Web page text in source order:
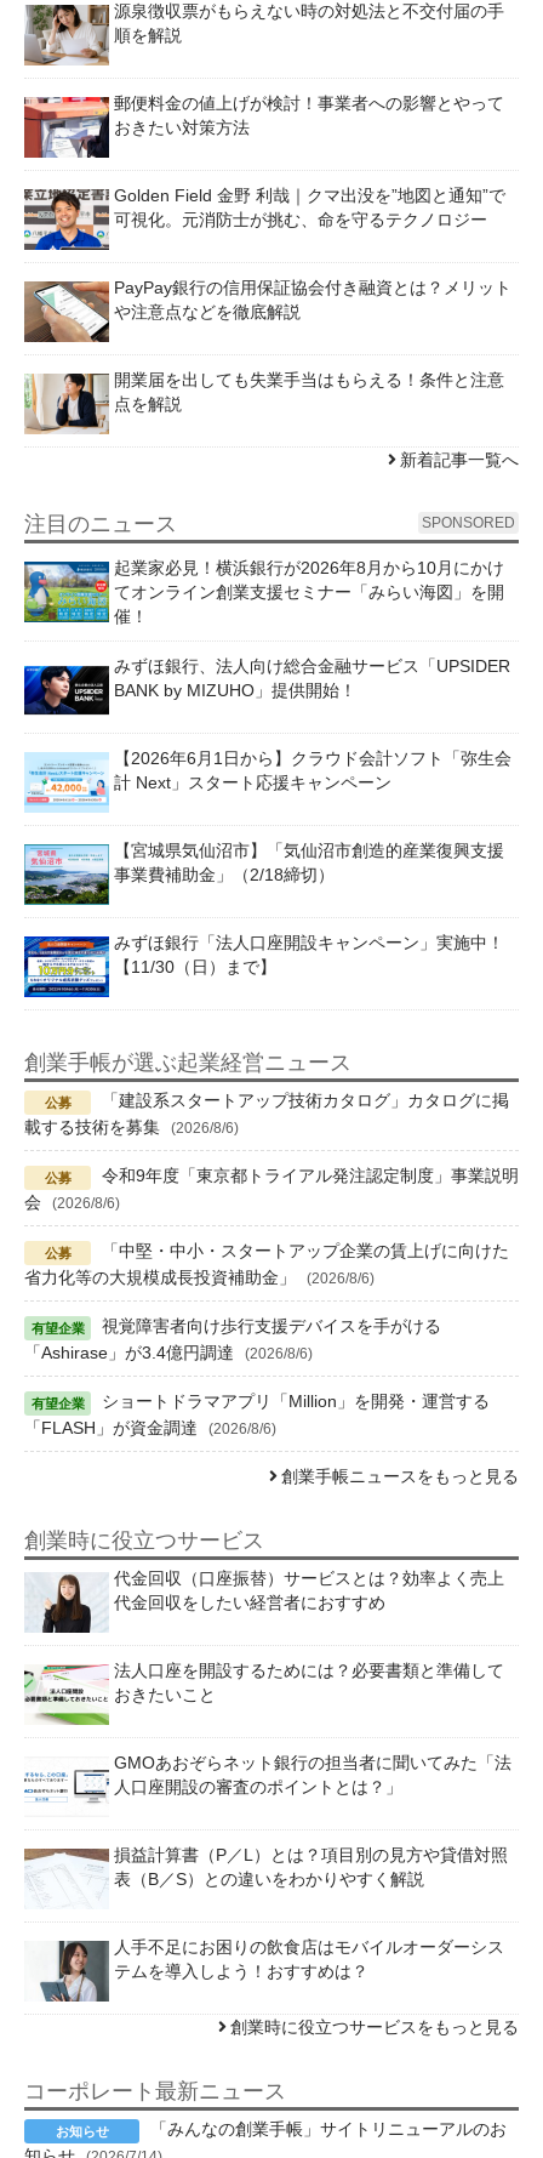
源泉徴収票がもらえない時の対処法と不交付届の手
順を解説
郵便料金の値上げが検討！事業者への影響とやって
おきたい対策方法
Golden Field 金野 利哉｜クマ出没を”地図と通知”で
可視化。元消防士が挑む、命を守るテクノロジー
PayPay銀行の信用保証協会付き融資とは？メリット
や注意点などを徹底解説
開業届を出しても失業手当はもらえる！条件と注意
点を解説
新着記事一覧へ
注目のニュース SPONSORED
起業家必見！横浜銀行が2026年8月から10月にかけ
てオンライン創業支援セミナー「みらい海図」を開
催！
みずほ銀行、法人向け総合金融サービス「UPSIDER
BANK by MIZUHO」提供開始！
【2026年6月1日から】クラウド会計ソフト「弥生会
計 Next」スタート応援キャンペーン
【宮城県気仙沼市】「気仙沼市創造的産業復興支援
事業費補助金」（2/18締切）
みずほ銀行「法人口座開設キャンペーン」実施中！
【11/30（日）まで】
創業手帳が選ぶ起業経営ニュース
「建設系スタートアップ技術カタログ」カタログに掲
載する技術を募集
(2026/8/6)
令和9年度「東京都トライアル発注認定制度」事業説明
会
(2026/8/6)
「中堅・中小・スタートアップ企業の賃上げに向けた
省力化等の大規模成長投資補助金」
(2026/8/6)
視覚障害者向け歩行支援デバイスを手がける
「Ashirase」が3.4億円調達
(2026/8/6)
ショートドラマアプリ「Million」を開発・運営する
「FLASH」が資金調達
(2026/8/6)
創業手帳ニュースをもっと見る
創業時に役立つサービス
代金回収（口座振替）サービスとは？効率よく売上
代金回収をしたい経営者におすすめ
法人口座を開設するためには？必要書類と準備して
おきたいこと
GMOあおぞらネット銀行の担当者に聞いてみた「法
人口座開設の審査のポイントとは？」
損益計算書（P／L）とは？項目別の見方や貸借対照
表（B／S）との違いをわかりやすく解説
人手不足にお困りの飲食店はモバイルオーダーシス
テムを導入しよう！おすすめは？
創業時に役立つサービスをもっと見る
コーポレート最新ニュース
「みんなの創業手帳」サイトリニューアルのお